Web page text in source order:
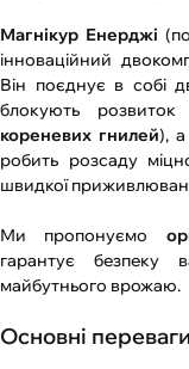
Магнікур Енерджі
інноваційний
Він поєднує в собі
блокують
кореневих гнилей),
робить розсаду
швидкої
Ми пропонуємо
гарантує
майбутнього врожаю.
Основні